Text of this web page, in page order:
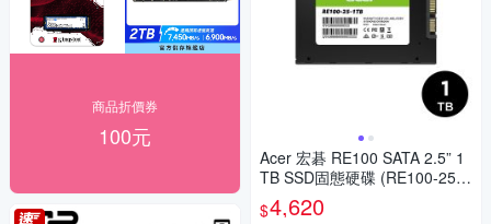
商品折價券
100元
Acer 宏碁 RE100 SATA 2.5” 1
TB SSD固態硬碟 (RE100-25-1
TB)
$4,620